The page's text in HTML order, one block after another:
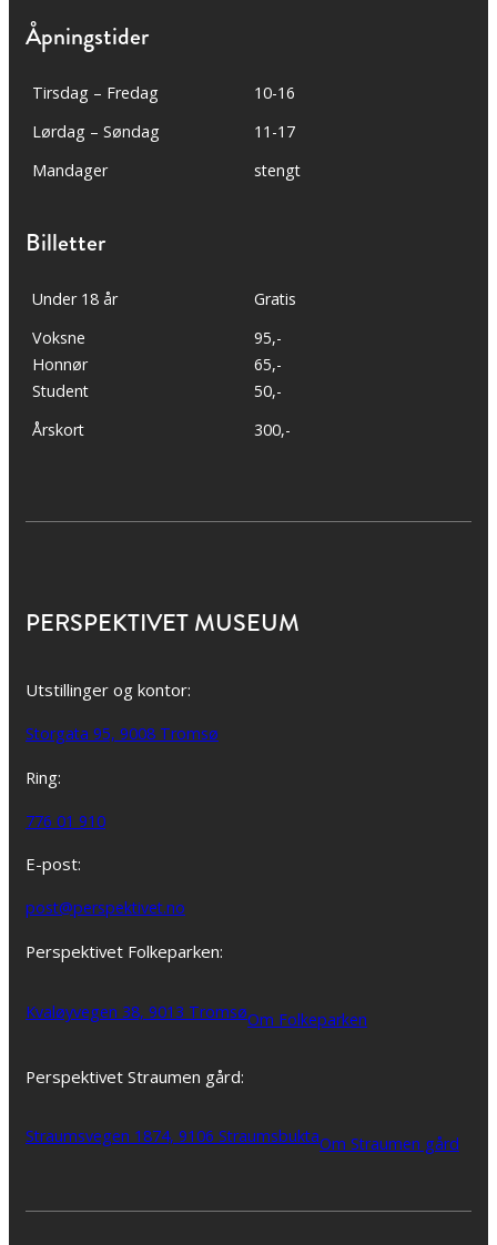
Åpningstider
Tirsdag – Fredag
10-16
Lørdag – Søndag
11-17
Mandager
stengt
Billetter
Under 18 år
Gratis
Voksne
Honnør
Student
95,-
65,-
50,-
Årskort
300,-
PERSPEKTIVET MUSEUM
Utstillinger og kontor:
Storgata 95, 9008 Tromsø
Ring:
776 01 910
E-post:
post@perspektivet.no
Perspektivet Folkeparken:
Kvaløyvegen 38, 9013 TromsøOm Folkeparken
Perspektivet Straumen gård:
Straumsvegen 1874, 9106 StraumsbuktaOm Straumen gård